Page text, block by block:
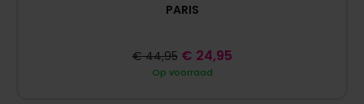
PARIS
Op voorraad
€44,95 € 24,95